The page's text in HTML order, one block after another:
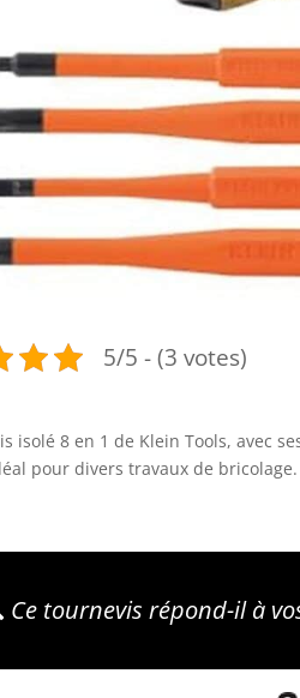
5/5 - (3 votes)
isolé 8 en 1 de Klein Tools, avec
pour divers travaux de
Ce tournevis répond-il à